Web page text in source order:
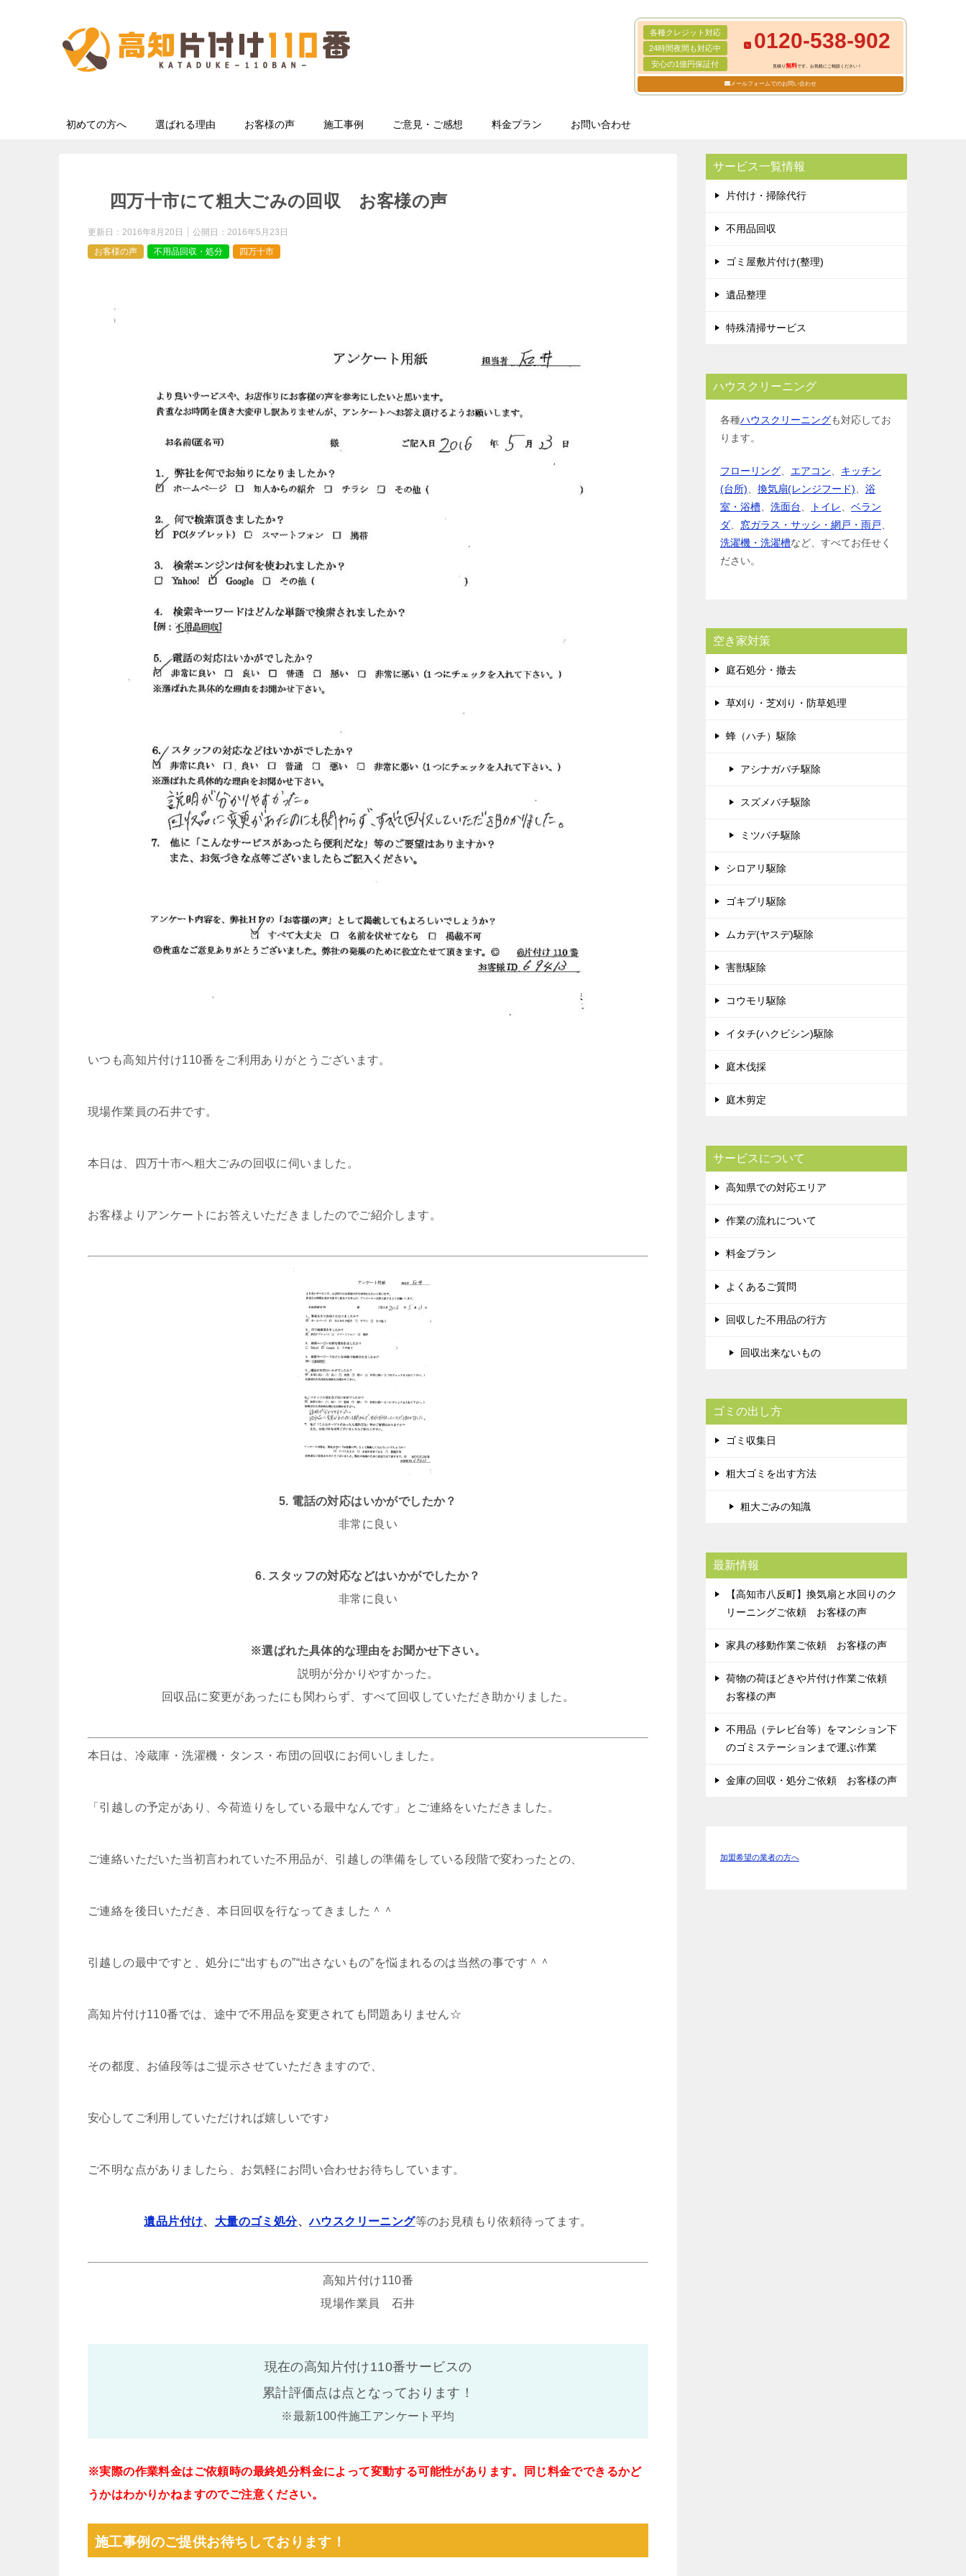
各種クレジット対応
24時間夜間も対応中
安心の1億円保証付
0120-538-902
見積り無料です。お気軽にご相談ください！
メールフォームでのお問い合わせ
初めての方へ 選ばれる理由 お客様の声 施工事例 ご意見・ご感想 料金プラン お問い合わせ
四万十市にて粗大ごみの回収 お客様の声
更新日： 2016年8月20日 公開日： 2016年5月23日
お客様の声
不用品回収・処分 四万十市
いつも高知片付け110番をご利用ありがとうございます。
現場作業員の石井です。
本日は、四万十市へ粗大ごみの回収に伺いました。
お客様よりアンケートにお答えいただきましたのでご紹介します。
5. 電話の対応はいかがでしたか？
非常に良い
6. スタッフの対応などはいかがでしたか？
非常に良い
※選ばれた具体的な理由をお聞かせ下さい。
説明が分かりやすかった。
回収品に変更があったにも関わらず、すべて回収していただき助かりました。
本日は、冷蔵庫・洗濯機・タンス・布団の回収にお伺いしました。
「引越しの予定があり、今荷造りをしている最中なんです」とご連絡をいただきました。
ご連絡いただいた当初言われていた不用品が、引越しの準備をしている段階で変わったとの、
ご連絡を後日いただき、本日回収を行なってきました＾＾
引越しの最中ですと、処分に“出すもの”“出さないもの”を悩まれるのは当然の事です＾＾
高知片付け110番では、途中で不用品を変更されても問題ありません☆
その都度、お値段等はご提示させていただきますので、
安心してご利用していただければ嬉しいです♪
ご不明な点がありましたら、お気軽にお問い合わせお待ちしています。
遺品片付け、 大量のゴミ処分、ハウスクリーニング等のお見積もり依頼待ってます。
高知片付け110番
現場作業員 石井
現在の高知片付け110番サービスの
累計評価点は点となっております！
※最新100件施工アンケート平均
※実際の作業料金はご依頼時の最終処分料金によって変動する可能性があります。同じ料金でできるかど
うかはわかりかねますのでご注意ください。
施工事例のご提供お待ちしております！
サービス一覧情報
片付け・掃除代行
不用品回収
ゴミ屋敷片付け(整理)
遺品整理
特殊清掃サービス
ハウスクリーニング
各種ハウスクリーニングも対応してお
ります。
フローリング エアコン
キッチン
(台所)
換気扇(レンジフード)
浴
室・浴槽
洗面台 トイレ
ベラン
ダ
窓ガラス・サッシ・網戸・雨戸
洗濯機・洗濯槽など、すべてお任せく
ださい。
空き家対策
庭石処分・撤去
草刈り・芝刈り・防草処理
蜂（ハチ）駆除
アシナガバチ駆除
スズメバチ駆除
ミツバチ駆除
シロアリ駆除
ゴキブリ駆除
ムカデ(ヤスデ)駆除
害獣駆除
コウモリ駆除
イタチ(ハクビシン)駆除
庭木伐採
庭木剪定
サービスについて
高知県での対応エリア
作業の流れについて
料金プラン
よくあるご質問
回収した不用品の行方
回収出来ないもの
ゴミの出し方
ゴミ収集日
粗大ゴミを出す方法
粗大ごみの知識
最新情報
【高知市八反町】換気扇と水回りのク
リーニングご依頼 お客様の声
家具の移動作業ご依頼 お客様の声
荷物の荷ほどきや片付け作業ご依頼
お客様の声
不用品（テレビ台等）をマンション下
のゴミステーションまで運ぶ作業
金庫の回収・処分ご依頼 お客様の声
加盟希望の業者の方へ